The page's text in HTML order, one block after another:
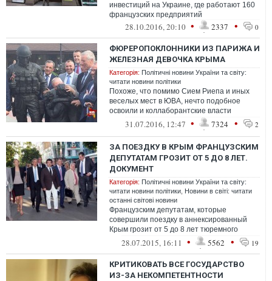
инвестиций на Украине, где работают 160
французских предприятий
28.10.2016, 20:10 • 2337 • 0
ФЮРЕРОПОКЛОННИКИ ИЗ ПАРИЖА И
ЖЕЛЕЗНАЯ ДЕВОЧКА КРЫМА
Категорія: Політичні новини України та світу:
читати новини політики
Похоже, что помимо Сием Риепа и иных
веселых мест в ЮВА, нечто подобное
освоили и коллаборантские власти
оккупированного фюрером украинского
31.07.2016, 12:47 • 7324 • 2
ЗА ПОЕЗДКУ В КРЫМ ФРАНЦУЗСКИМ
ДЕПУТАТАМ ГРОЗИТ ОТ 5 ДО 8 ЛЕТ.
ДОКУМЕНТ
Категорія: Політичні новини України та світу:
читати новини політики Новини в світі: читати
останні світові новини
Французским депутатам, которые
совершили поездку в аннексированный
Крым грозит от 5 до 8 лет тюремного
заключения. Народный депутат Украины
28.07.2015, 16:11 • 5562 • 19
КРИТИКОВАТЬ ВСЕ ГОСУДАРСТВО
ИЗ-ЗА НЕКОМПЕТЕНТНОСТИ